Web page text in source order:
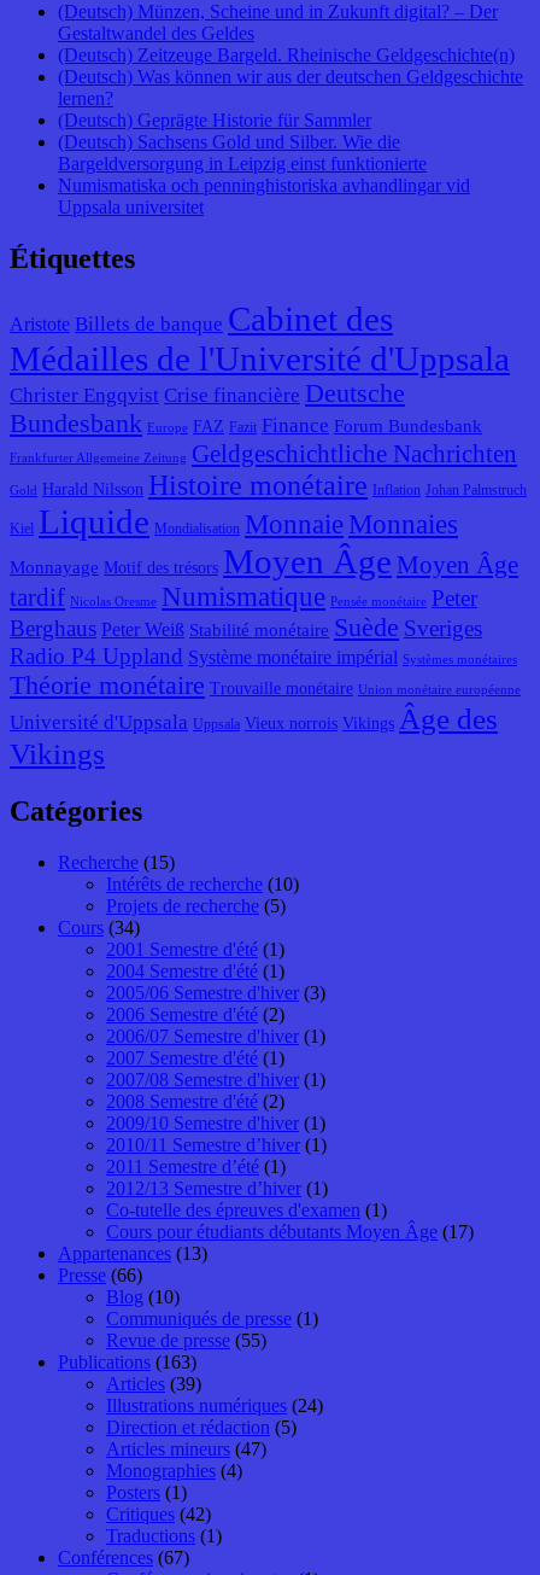
(Deutsch) Münzen, Scheine und in Zukunft digital? – Der
Gestaltwandel des Geldes
(Deutsch) Zeitzeuge Bargeld. Rheinische Geldgeschichte(n)
(Deutsch) Was können wir aus der deutschen Geldgeschichte
lernen?
(Deutsch) Geprägte Historie für Sammler
(Deutsch) Sachsens Gold und Silber. Wie die
Bargeldversorgung in Leipzig einst funktionierte
Numismatiska och penninghistoriska avhandlingar vid
Uppsala universitet
Étiquettes
Aristote Billets de banque Cabinet des
Médailles de l'Université d'Uppsala
Christer Engqvist Crise financière Deutsche
Bundesbank
Europe FAZ Fazit Finance Forum Bundesbank
Frankfurter Allgemeine Zeitung Geldgeschichtliche Nachrichten
Gold Harald Nilsson Histoire monétaire Inflation Johan Palmstruch
Kiel Liquide Mondialisation Monnaie Monnaies
Monnayage Motif des trésors Moyen Âge Moyen Âge
tardif Nicolas Oresme Numismatique Pensée monétaire Peter
Berghaus Peter Weiß Stabilité monétaire Suède Sveriges
Radio P4 Uppland Système monétaire impérial Systèmes monétaires
Théorie monétaire Trouvaille monétaire Union monétaire européenne
Université d'Uppsala Uppsala Vieux norrois Vikings Âge des
Vikings
Catégories
Recherche (15)
Intérêts de recherche (10)
Projets de recherche (5)
Cours (34)
2001 Semestre d'été (1)
2004 Semestre d'été (1)
2005/06 Semestre d'hiver (3)
2006 Semestre d'été (2)
2006/07 Semestre d'hiver (1)
2007 Semestre d'été (1)
2007/08 Semestre d'hiver (1)
2008 Semestre d'été (2)
2009/10 Semestre d'hiver (1)
2010/11 Semestre d’hiver (1)
2011 Semestre d’été (1)
2012/13 Semestre d’hiver (1)
Co-tutelle des épreuves d'examen (1)
Cours pour étudiants débutants Moyen Âge (17)
Appartenances (13)
Presse (66)
Blog (10)
Communiqués de presse (1)
Revue de presse (55)
Publications (163)
Articles (39)
Illustrations numériques (24)
Direction et rédaction (5)
Articles mineurs (47)
Monographies (4)
Posters (1)
Critiques (42)
Traductions (1)
Conférences (67)